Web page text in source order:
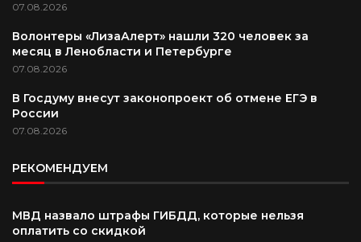
07.08.2026
Волонтеры «ЛизаАлерт» нашли 320 человек за
месяц в Ленобласти и Петербурге
07.08.2026
В Госдуму внесут законопроект об отмене ЕГЭ в
России
07.08.2026
РЕКОМЕНДУЕМ
МВД назвало штрафы ГИБДД, которые нельзя
оплатить со скидкой